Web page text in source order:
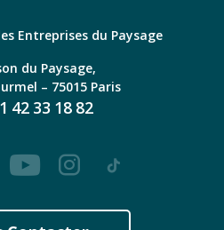
Entreprises du Paysage
du Paysage,
– 75015 Paris
42 33 18 82
YoutubeInstagram
Tiktok